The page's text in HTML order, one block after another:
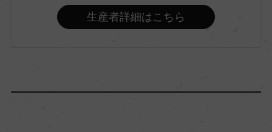
ゲヴュルツトラミネール 100%
生産者詳細はこちら